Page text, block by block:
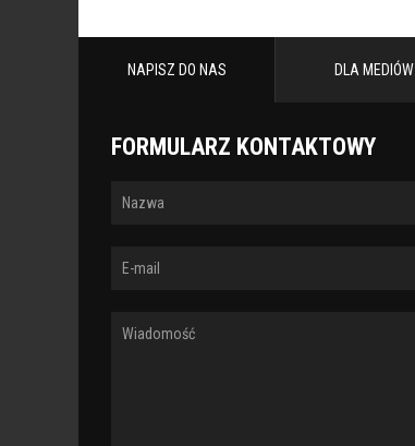
NAPISZ DO NAS DLA MEDIÓW
FORMULARZ KONTAKTOWY